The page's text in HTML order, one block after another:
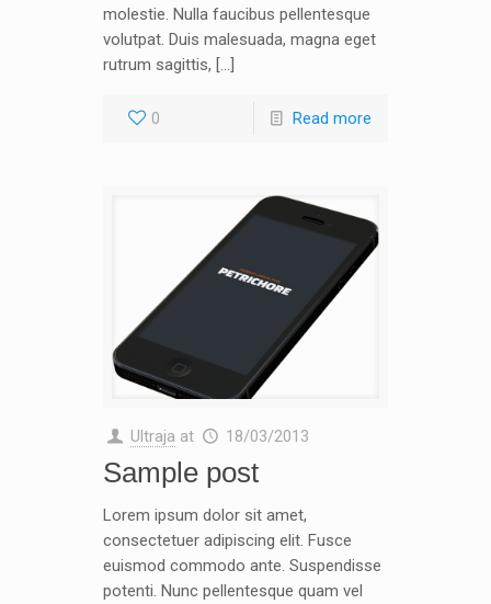
molestie. Nulla faucibus pellentesque
volutpat. Duis malesuada, magna eget
rutrum sagittis, […]
0 Read more
Ultraja at 18/03/2013
Sample post
Lorem ipsum dolor sit amet,
consectetuer adipiscing elit. Fusce
euismod commodo ante. Suspendisse
potenti. Nunc pellentesque quam vel